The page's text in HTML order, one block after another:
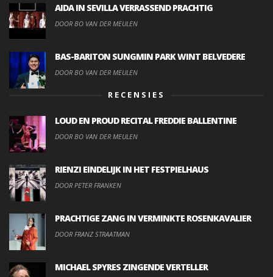
AIDA IN SEVILLA VERRASSEND PRACHTIG
DOOR BO VAN DER MEULEN
BAS-BARITON SUNGMIN PARK WINT BELVEDERE
DOOR BO VAN DER MEULEN
RECENSIES
LOUD EN PROUD RECITAL FREDDIE BALLENTINE
DOOR BO VAN DER MEULEN
RIENZI EINDELIJK IN HET FESTPIELHAUS
DOOR PETER FRANKEN
PRACHTIGE ZANG IN VERMINKTE ROSENKAVALIER
DOOR FRANZ STRAATMAN
MICHAEL SPYRES ZINGENDE VERTELLER